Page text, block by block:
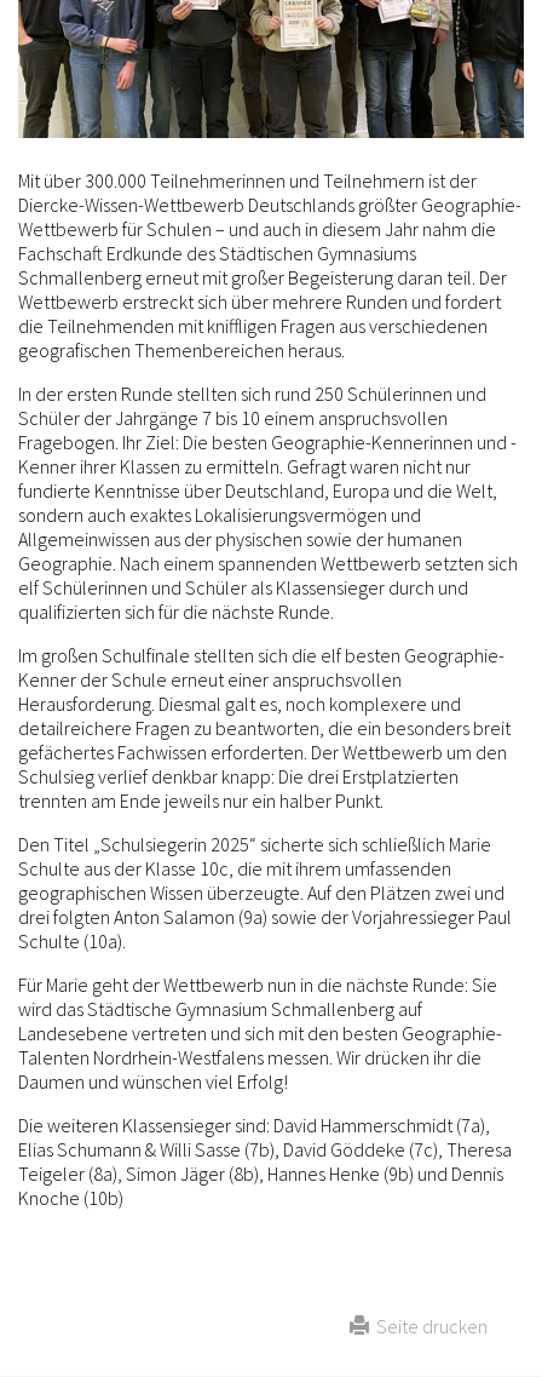
Mit über 300.000 Teilnehmerinnen und Teilnehmern ist der
Diercke-Wissen-Wettbewerb Deutschlands größter Geographie-
Wettbewerb für Schulen – und auch in diesem Jahr nahm die
Fachschaft Erdkunde des Städtischen Gymnasiums
Schmallenberg erneut mit großer Begeisterung daran teil. Der
Wettbewerb erstreckt sich über mehrere Runden und fordert
die Teilnehmenden mit kniffligen Fragen aus verschiedenen
geografischen Themenbereichen heraus.
In der ersten Runde stellten sich rund 250 Schülerinnen und
Schüler der Jahrgänge 7 bis 10 einem anspruchsvollen
Fragebogen. Ihr Ziel: Die besten Geographie-Kennerinnen und -
Kenner ihrer Klassen zu ermitteln. Gefragt waren nicht nur
fundierte Kenntnisse über Deutschland, Europa und die Welt,
sondern auch exaktes Lokalisierungsvermögen und
Allgemeinwissen aus der physischen sowie der humanen
Geographie. Nach einem spannenden Wettbewerb setzten sich
elf Schülerinnen und Schüler als Klassensieger durch und
qualifizierten sich für die nächste Runde.
Im großen Schulfinale stellten sich die elf besten Geographie-
Kenner der Schule erneut einer anspruchsvollen
Herausforderung. Diesmal galt es, noch komplexere und
detailreichere Fragen zu beantworten, die ein besonders breit
gefächertes Fachwissen erforderten. Der Wettbewerb um den
Schulsieg verlief denkbar knapp: Die drei Erstplatzierten
trennten am Ende jeweils nur ein halber Punkt.
Den Titel „Schulsiegerin 2025“ sicherte sich schließlich Marie
Schulte aus der Klasse 10c, die mit ihrem umfassenden
geographischen Wissen überzeugte. Auf den Plätzen zwei und
drei folgten Anton Salamon (9a) sowie der Vorjahressieger Paul
Schulte (10a).
Für Marie geht der Wettbewerb nun in die nächste Runde: Sie
wird das Städtische Gymnasium Schmallenberg auf
Landesebene vertreten und sich mit den besten Geographie-
Talenten Nordrhein-Westfalens messen. Wir drücken ihr die
Daumen und wünschen viel Erfolg!
Die weiteren Klassensieger sind: David Hammerschmidt (7a),
Elias Schumann & Willi Sasse (7b), David Göddeke (7c), Theresa
Teigeler (8a), Simon Jäger (8b), Hannes Henke (9b) und Dennis
Knoche (10b)
Seite drucken